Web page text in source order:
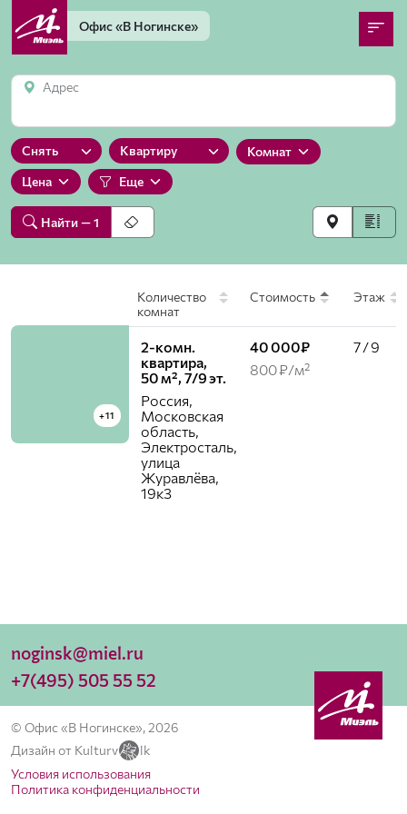
Офис«В Ногинске»
Адрес
Снять Квартиру
Комнат
Цена
Еще
Найти— 1
Количество
комнат
Стоимость Этаж
+11
2-комн.
квартира,
50 м², 7/9 эт.
Россия,
Московская
область,
Электросталь,
улица
Журавлёва,
19к3
40 000₽
800 ₽/м²
7 / 9
noginsk@miel.ru
+7(495) 505 55 52
© Офис «В Ногинске», 2026
Дизайн от Kulturv
lk
Условия использования
Политика конфиденциальности